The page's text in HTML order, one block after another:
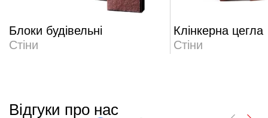
Блоки будівельні
Стіни
Клінкерна цегла
Стіни
Відгуки про нас